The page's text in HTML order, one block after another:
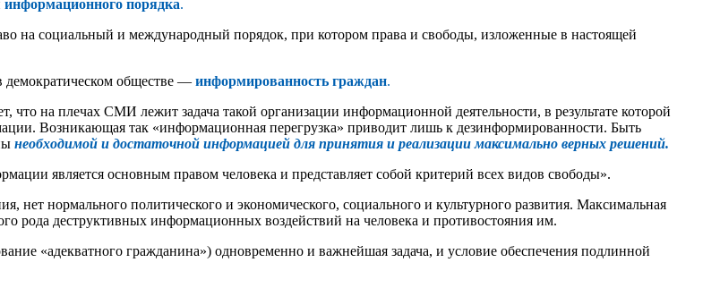
информационного порядка.
на социальный и международный порядок, при котором права и свободы, изложенные в настоящей
демократическом обществе — информированность граждан.
что на плечах СМИ лежит задача такой организации информационной деятельности, в результате которой
Возникающая так «информационная перегрузка» приводит лишь к дезинформированности. Быть
необходимой и достаточной информацией для принятия и реализации максимально верных решений.
является основным правом человека и представляет собой критерий всех видов свободы».
нет нормального политического и экономического, социального и культурного развития. Максимальная
рода деструктивных информационных воздействий на человека и противостояния им.
«адекватного гражданина») одновременно и важнейшая задача, и условие обеспечения подлинной